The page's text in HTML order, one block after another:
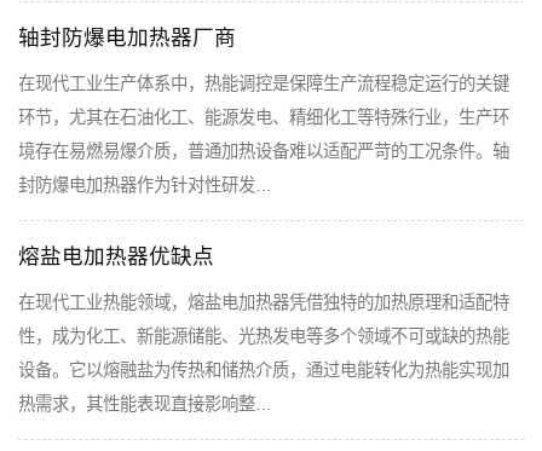
轴封防爆电加热器厂商
在现代工业生产体系中，热能调控是保障生产流程稳定运行的关键
环节，尤其在石油化工、能源发电、精细化工等特殊行业，生产环
境存在易燃易爆介质，普通加热设备难以适配严苛的工况条件。轴
封防爆电加热器作为针对性研发…
熔盐电加热器优缺点
在现代工业热能领域，熔盐电加热器凭借独特的加热原理和适配特
性，成为化工、新能源储能、光热发电等多个领域不可或缺的热能
设备。它以熔融盐为传热和储热介质，通过电能转化为热能实现加
热需求，其性能表现直接影响整…